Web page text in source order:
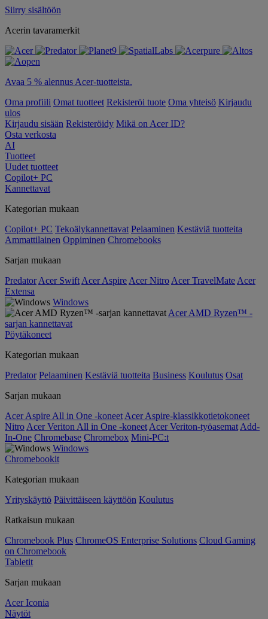
Siirry sisältöön
Acerin tavaramerkit
Avaa 5 % alennus Acer-tuotteista.
Oma profiili Omat tuotteet Rekisteröi tuote Oma yhteisö Kirjaudu
ulos
Kirjaudu sisään Rekisteröidy Mikä on Acer ID?
Osta verkosta
AI
Tuotteet
Uudet tuotteet
Copilot+ PC
Kannettavat
Kategorian mukaan
Copilot+ PC Tekoälykannettavat Pelaaminen Kestäviä tuotteita
Ammattilainen Oppiminen Chromebooks
Sarjan mukaan
Predator Acer Swift Acer Aspire Acer Nitro Acer TravelMate Acer
Extensa
Windows
Acer AMD Ryzen™ -
sarjan kannettavat
Pöytäkoneet
Kategorian mukaan
Predator Pelaaminen Kestäviä tuotteita Business Koulutus Osat
Sarjan mukaan
Acer Aspire All in One -koneet Acer Aspire-klassikkotietokoneet
Nitro Acer Veriton All in One -koneet Acer Veriton-työasemat Add-
In-One Chromebase Chromebox Mini-PC:t
Windows
Chromebookit
Kategorian mukaan
Yrityskäyttö Päivittäiseen käyttöön Koulutus
Ratkaisun mukaan
Chromebook Plus ChromeOS Enterprise Solutions Cloud Gaming
on Chromebook
Tabletit
Sarjan mukaan
Acer Iconia
Näytöt